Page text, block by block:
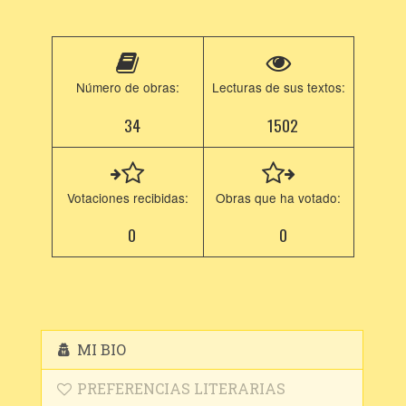
Número de obras:
34
Lecturas de sus textos:
1502
Votaciones recibidas:
0
Obras que ha votado:
0
MI BIO
PREFERENCIAS LITERARIAS